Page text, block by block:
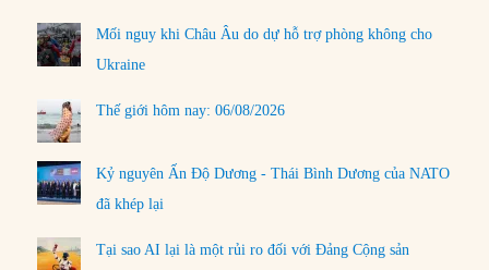
Mối nguy khi Châu Âu do dự hỗ trợ phòng không cho
Ukraine
Thế giới hôm nay: 06/08/2026
Kỷ nguyên Ấn Độ Dương - Thái Bình Dương của NATO
đã khép lại
Tại sao AI lại là một rủi ro đối với Đảng Cộng sản